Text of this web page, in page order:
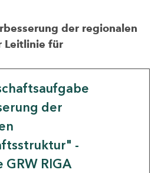
der regionalen
Leitlinie für
der
-
GRW RIGA